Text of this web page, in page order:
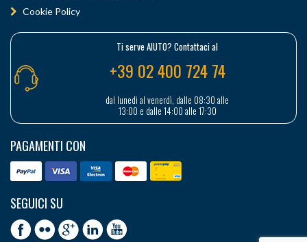
Cookie Policy
Ti serve AIUTO? Contattaci al
+39 02 400 724 74
dal lunedì al venerdì, dalle 08:30 alle
13:00 e dalle 14:00 alle 17:30
PAGAMENTI CON
SEGUICI SU